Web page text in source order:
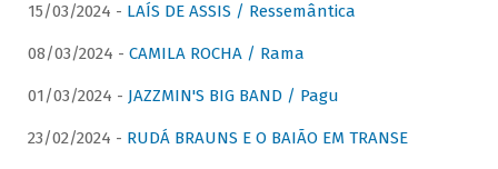
15/03/2024 - LAÍS DE ASSIS / Ressemântica
08/03/2024 - CAMILA ROCHA / Rama
01/03/2024 - JAZZMIN'S BIG BAND / Pagu
23/02/2024 - RUDÁ BRAUNS E O BAIÃO EM TRANSE